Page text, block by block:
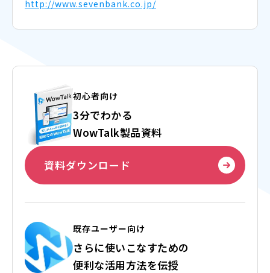
http://www.sevenbank.co.jp/
初心者向け
3分でわかる
WowTalk製品資料
資料ダウンロード
既存ユーザー向け
さらに使いこなすための
便利な活用方法を伝授